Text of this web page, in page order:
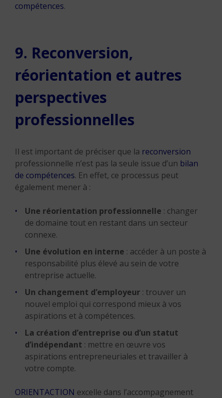
compétences.
9. Reconversion,
réorientation et autres
perspectives
professionnelles
Il est important de préciser que la reconversion
professionnelle n’est pas la seule issue d’un bilan
de compétences. En effet, ce processus peut
également mener à :
Une réorientation professionnelle : changer
de domaine tout en restant dans un secteur
connexe.
Une évolution en interne : accéder à un poste à
responsabilité plus élevé au sein de votre
entreprise actuelle.
Un changement d’employeur : trouver un
nouvel emploi qui correspond mieux à vos
aspirations et à compétences.
La création d’entreprise ou d’un statut
d’indépendant : mettre en œuvre vos
aspirations entrepreneuriales et travailler à
votre compte.
ORIENTACTION excelle dans l’accompagnement